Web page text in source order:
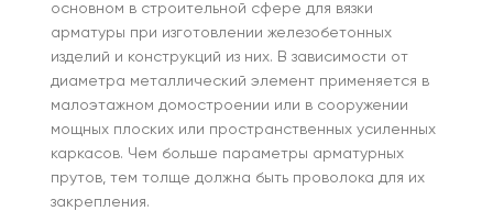
основном в строительной сфере для вязки
арматуры при изготовлении железобетонных
изделий и конструкций из них. В зависимости от
диаметра металлический элемент применяется в
малоэтажном домостроении или в сооружении
мощных плоских или пространственных усиленных
каркасов. Чем больше параметры арматурных
прутов, тем толще должна быть проволока для их
закрепления.